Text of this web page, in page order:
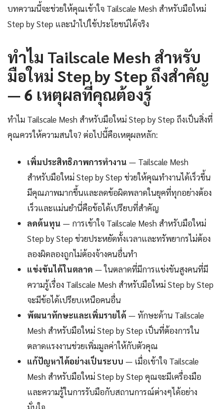
บทความนี้จะช่วยให้คุณเข้าใจ Tailscale Mesh สำหรับมือใหม่
Step by Step และนำไปใช้ประโยชน์ได้จริง
ทำไม Tailscale Mesh สำหรับ
มือใหม่ Step by Step ถึงสำคัญ
— 6 เหตุผลที่คุณต้องรู้
ทำไม Tailscale Mesh สำหรับมือใหม่ Step by Step ถึงเป็นสิ่งที่
คุณควรให้ความสนใจ? ต่อไปนี้คือเหตุผลหลัก:
เพิ่มประสิทธิภาพการทำงาน — Tailscale Mesh
สำหรับมือใหม่ Step by Step ช่วยให้คุณทำงานได้เร็วขึ้น
มีคุณภาพมากขึ้นและลดข้อผิดพลาดในยุคที่ทุกอย่างต้อง
เร็วและแม่นยำนี่คือข้อได้เปรียบที่สำคัญ
ลดต้นทุน — การเข้าใจ Tailscale Mesh สำหรับมือใหม่
Step by Step ช่วยประหยัดทั้งเวลาและทรัพยากรไม่ต้อง
ลองผิดลองถูกไม่ต้องจ้างคนอื่นทำ
แข่งขันได้ในตลาด — ในตลาดที่มีการแข่งขันสูงคนที่มี
ความรู้เรื่อง Tailscale Mesh สำหรับมือใหม่ Step by Step
จะมีข้อได้เปรียบเหนือคนอื่น
พัฒนาทักษะและเพิ่มรายได้ — ทักษะด้าน Tailscale
Mesh สำหรับมือใหม่ Step by Step เป็นที่ต้องการใน
ตลาดแรงงานช่วยเพิ่มมูลค่าให้กับตัวคุณ
แก้ปัญหาได้อย่างเป็นระบบ — เมื่อเข้าใจ Tailscale
Mesh สำหรับมือใหม่ Step by Step คุณจะมีเครื่องมือ
และความรู้ในการรับมือกับสถานการณ์ต่างๆได้อย่าง